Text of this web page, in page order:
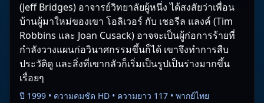
(Jeff Bridges) อาจารย์วิทยาลัยผู้หนึ่ง ได้สงสัยว่าเพื่อน
บ้านผู้มาใหม่ของเขา โอลิเวอร์ กับ เชอรีล แลงค์ (Tim
Robbins และ Joan Cusack) อาจจะเป็นผู้ก่อการร้ายที่
กำลังวางแผนก่อวินาศกรรมขึ้นก็ได้ เขาจึงทำการสืบ
ประวัติดู และสิ่งที่เขากลัวก็เริ่มเป็นรูปเป็นร่างมากขึ้น
เรื่อยๆ
ปี 1999 • ความคมชัด HD • ความยาว 117 • พากย์ไทย